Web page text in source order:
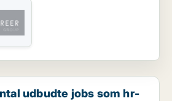
udbudte jobs som hr-